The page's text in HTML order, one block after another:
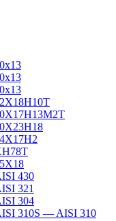
430
321
304
310S — AISI 310